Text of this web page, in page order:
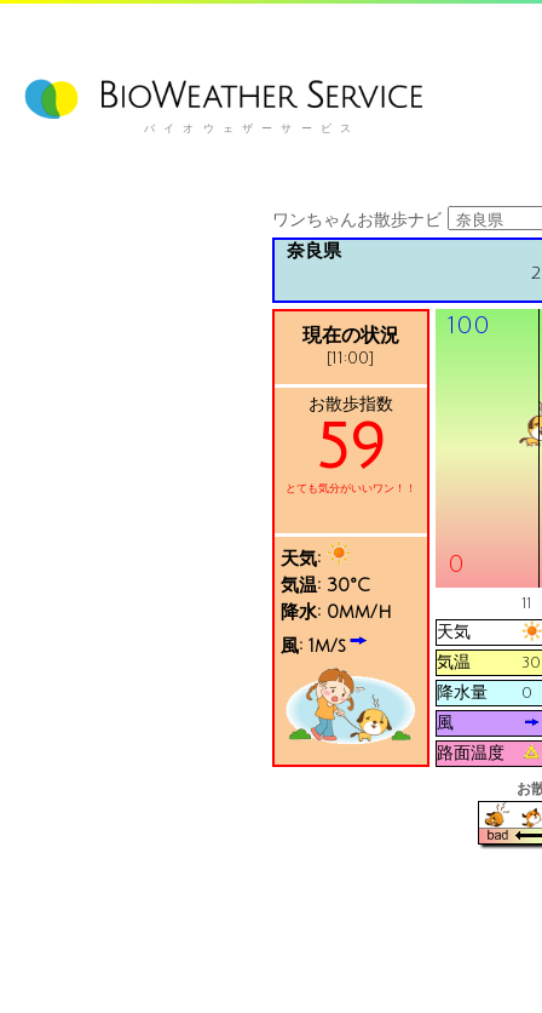
バイオウェザーサービス
ワンちゃんお散歩ナビ
奈良県
現在の状況
[11:00]
お散歩指数
59
とても気分がいいワン！！
天気:
気温: 30°C
降水: 0mm/h
風: 1m/s
100
0
11
天気
気温
30
降水量 0
風
路面温度
お